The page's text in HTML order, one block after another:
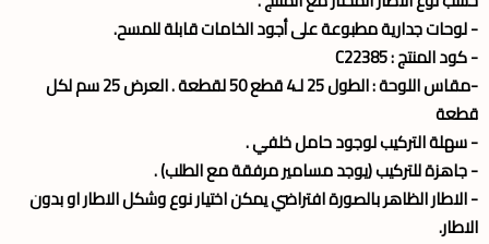
- لوحات جدارية مطبوعة على أجود الخامات قابلة للمسح.
- كود المنتج : C22385
-مقاس اللوحة :
الطول 25 لـ4 قطع 50 لقطعة . العرض 25 سم لكل
قطعة
- سهلة التركيب لوجود حامل خلفي .
- جاهزة للتركيب (يوجد مسامير مرفقة مع الطلب) .
- الاطار الظاهر بالصورة افتراضي يمكن اختيار نوع وشكل الاطار او بدون
الاطار.